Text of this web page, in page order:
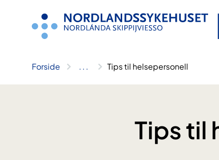
Forside .. . Tips til helsepersonell
Tips til